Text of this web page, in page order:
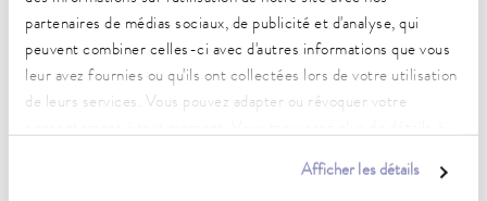
partenaires de médias sociaux, de publicité et d'analyse, qui
peuvent combiner celles-ci avec d'autres informations que vous
leur avez fournies ou qu'ils ont collectées lors de votre utilisation
de leurs services. Vous pouvez adapter ou révoquer votre
Afficher les détails
34 kg
Fiche d'alimentation
Câble secteur avec fiche (SEV 1011, SEV 5934/2, T23)
Alimentation secteur